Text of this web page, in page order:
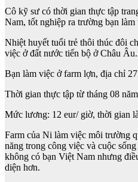
Cô kỹ sư có thời gian thực tập
Nam, tốt nghiệp ra trường bạn
Nhiệt huyết tuổi trẻ thôi thúc đôi
việc ở đất nước tiến bộ ở Châu Âu.
Bạn làm việc ở farm lợn, địa chỉ
Thời gian thực tập từ tháng 08
Mức lương: 12 eur/ giờ, thời gian
Farm của Ni làm việc môi trường
năng trong công việc và cuộc
không có bạn Việt Nam nhưng
diện hơn.